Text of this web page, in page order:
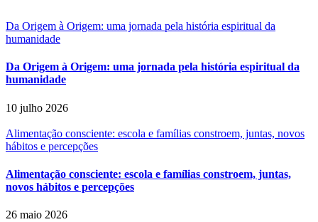
Da Origem à Origem: uma jornada pela história espiritual da
humanidade
Da Origem à Origem: uma jornada pela história espiritual da
humanidade
10 julho 2026
Alimentação consciente: escola e famílias constroem, juntas, novos
hábitos e percepções
Alimentação consciente: escola e famílias constroem, juntas,
novos hábitos e percepções
26 maio 2026